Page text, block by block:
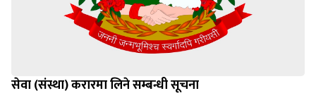
सेवा (संस्था) करारमा लिने सम्बन्धी सूचना